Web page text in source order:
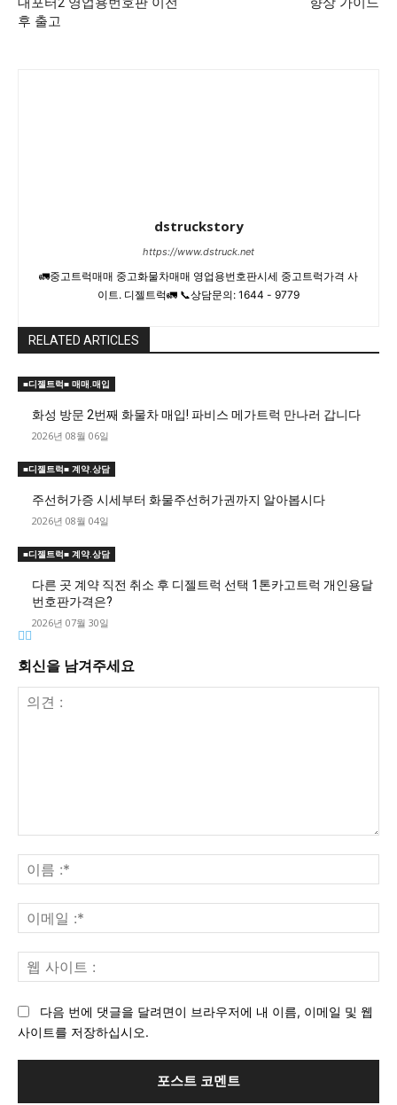
후 출고
dstruckstory
https://www.dstruck.net
🚛중고트럭매매 중고화물차매매 영업용번호판시세 중고트럭가격 사
이트. 디젤트럭🚛 📞상담문의: 1644 - 9779
RELATED ARTICLES
■디젤트럭■ 매매.매입
화성 방문 2번째 화물차 매입! 파비스 메가트럭 만나러 갑니다
2026년 08월 06일
■디젤트럭■ 계약.상담
주선허가증 시세부터 화물주선허가권까지 알아봅시다
2026년 08월 04일
■디젤트럭■ 계약.상담
다른 곳 계약 직전 취소 후 디젤트럭 선택 1톤카고트럭 개인용달
번호판가격은?
2026년 07월 30일
회신을 남겨주세요
견
:
름
:*
메
일
사
다음 번에 댓글을 달려면이 브라우저에 내 이름, 이메일 및 웹
사이트를 저장하십시오.